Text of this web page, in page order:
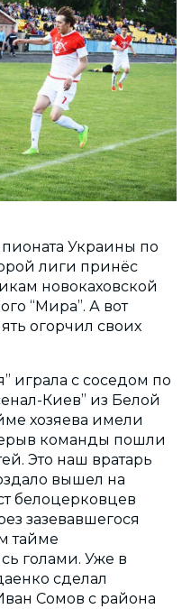
Украины по
лиги принёс
новокаховской
“Мира”. А вот
огорчил своих
играла с соседом по
Киев” из Белой
хозяева имели
команды пошли
Это наш вратарь
вышел на
белоцерковцев
зазевавшегося
тайме
голами. Уже в
сделал
Сомов с района